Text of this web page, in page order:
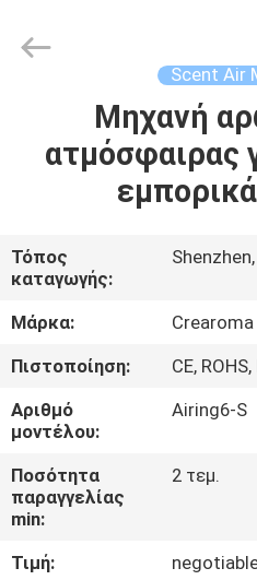
ΠΡΟΪΌΝΤΑ
ΒΊΝΤΕΟ
ΕΜΦΆΝΙΣΗ
VR
ΠΕΡΊΠΟΥ
ΕΜΕΊΣ
Market.
Scent Air
Μηχανή
ατμόσφαιρας
Τόπος
καταγωγής:
Μάρκα:
Crearoma
Πιστοποίηση:
CE, ROHS,
Αριθμό
μοντέλου:
Airing6-S
Ποσότητα
παραγγελίας
min:
2 τεμ.
Τιμή: